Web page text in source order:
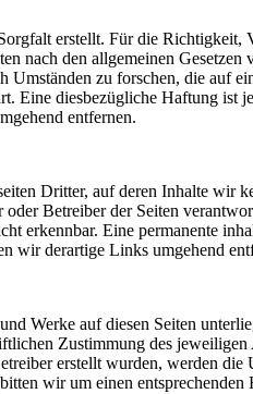
erstellt. Für die
nach den allgemeinen
Umständen zu forschen, die auf
Eine diesbezügliche Haftung
entfernen.
Dritter, auf deren Inhalte wir
Betreiber der Seiten
erkennbar. Eine permanente
wir derartige Links umgehend
Werke auf diesen Seiten
Zustimmung des
erstellt wurden, werden
wir um einen